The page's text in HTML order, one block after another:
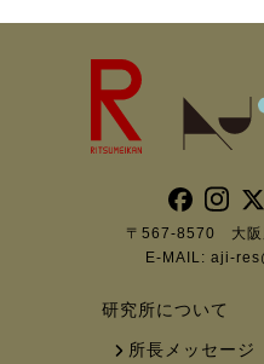
〒567-8570 大阪
E-MAIL: aji-
研究所について
所長メッセージ